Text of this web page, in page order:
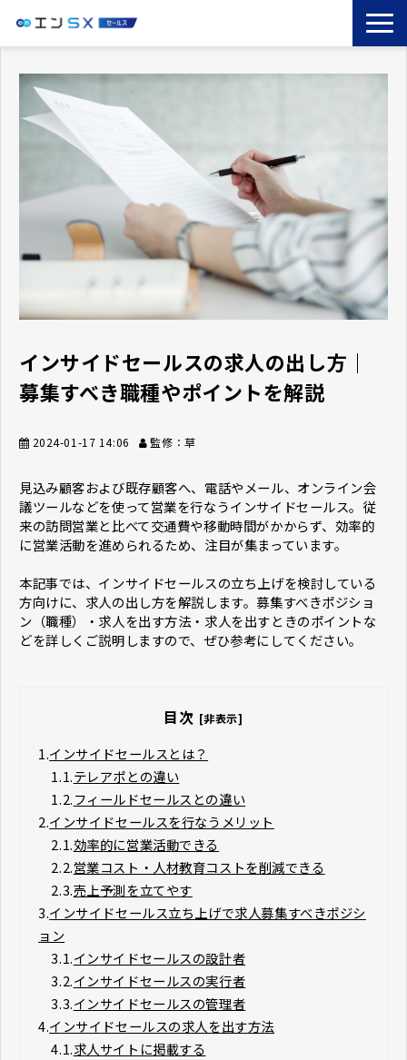
導入事例
お役立ちブログ
セミナー
コラム
インサイドセールスの求人の出し方｜
募集すべき職種やポイントを解説
2024-01-17 14:06 監修：草
見込み顧客および既存顧客へ、電話やメール、オンライン会
議ツールなどを使って営業を行なうインサイドセールス。従
来の訪問営業と比べて交通費や移動時間がかからず、効率的
に営業活動を進められるため、注目が集まっています。
本記事では、インサイドセールスの立ち上げを検討している
方向けに、求人の出し方を解説します。募集すべきポジショ
ン（職種）・求人を出す方法・求人を出すときのポイントな
どを詳しくご説明しますので、ぜひ参考にしてください。
目次 [非表示]
1.インサイドセールスとは？
1.1.テレアポとの違い
1.2.フィールドセールスとの違い
2.インサイドセールスを行なうメリット
2.1.効率的に営業活動できる
2.2.営業コスト・人材教育コストを削減できる
2.3.売上予測を立てやす
3.インサイドセールス立ち上げで求人募集すべきポジシ
ョン
3.1.インサイドセールスの設計者
3.2.インサイドセールスの実行者
3.3.インサイドセールスの管理者
4.インサイドセールスの求人を出す方法
4.1.求人サイトに掲載する